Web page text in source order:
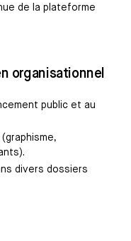
de la plateforme
organisationnel
public et au
divers dossiers